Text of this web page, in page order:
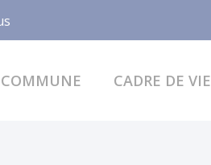
CADRE DE VIE